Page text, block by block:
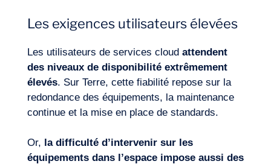
Les exigences utilisateurs élevées
Les utilisateurs de services cloud attendent
des niveaux de disponibilité extrêmement
élevés. Sur Terre, cette fiabilité repose sur la
redondance des équipements, la maintenance
continue et la mise en place de standards.
Or, la difficulté d’intervenir sur les
équipementsdans l’espaceimpose aussi des